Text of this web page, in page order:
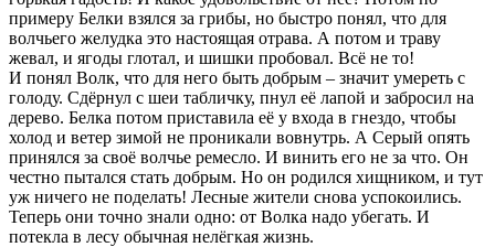
примеру Белки взялся за грибы, но быстро понял, что для
волчьего желудка это настоящая отрава. А потом и траву
жевал, и ягоды глотал, и шишки пробовал. Всё не то!
И понял Волк, что для него быть добрым – значит умереть с
голоду. Сдёрнул с шеи табличку, пнул её лапой и забросил на
дерево. Белка потом приставила её у входа в гнездо, чтобы
холод и ветер зимой не проникали вовнутрь. А Серый опять
принялся за своё волчье ремесло. И винить его не за что. Он
честно пытался стать добрым. Но он родился хищником, и тут
уж ничего не поделать! Лесные жители снова успокоились.
Теперь они точно знали одно: от Волка надо убегать. И
потекла в лесу обычная нелёгкая жизнь.